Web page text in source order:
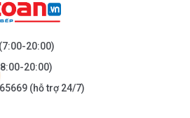
hệ thống quạt làm mát dạng ly
(7:00-20:00)
20:00)
(hỗ trợ 24/7)